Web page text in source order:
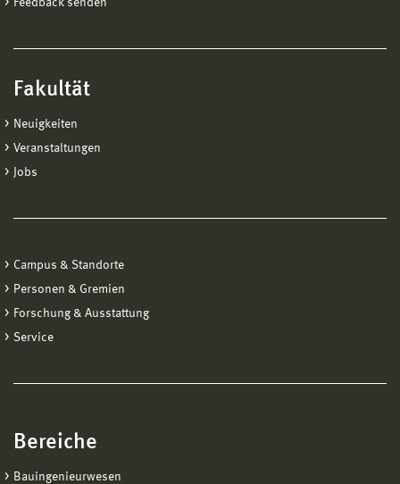
Fakultät
Neuigkeiten
Veranstaltungen
Jobs
Campus & Standorte
Personen & Gremien
Forschung & Ausstattung
Service
Bereiche
Bauingenieurwesen